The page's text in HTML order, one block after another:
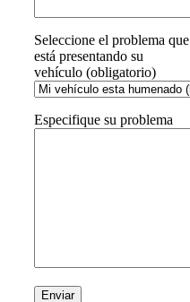
Seleccione el problema que
está presentando su
vehículo (obligatorio)
Especifique su problema